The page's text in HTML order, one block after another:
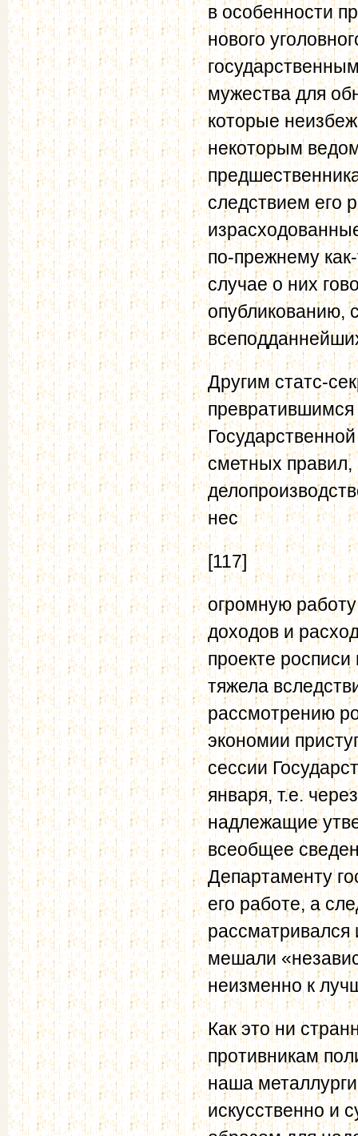
в особенности
нового
мужества для
которые
некоторым
следствием его
по-прежнему
случае о них
опубликованию,
Другим статс-
сметных правил,
нес
[117]
огромную
доходов и
проекте
тяжела
рассмотрению
экономии
сессии
января, т.е.
надлежащие
всеобщее
Департаменту
его работе, а
рассматривался
мешали
неизменно к
Как это ни
противникам
наша
искусственно и